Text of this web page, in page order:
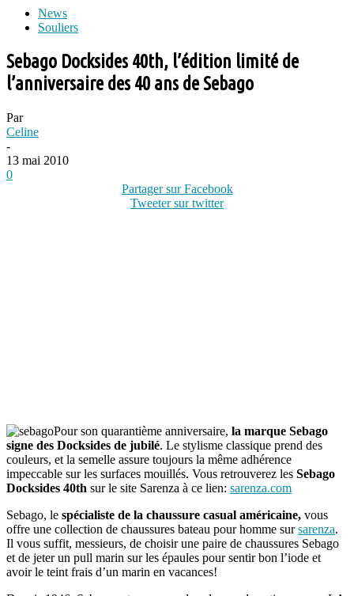
News
Souliers
Sebago Docksides 40th, l’édition limité de
l’anniversaire des 40 ans de Sebago
Par
Celine
-
13 mai 2010
0
Partager sur Facebook
Tweeter sur twitter
Pour son quarantième anniversaire, la marque Sebago
signe des Docksides de jubilé. Le stylisme classique prend des
couleurs, et la semelle assure toujours la même adhérence
impeccable sur les surfaces mouillés. Vous retrouverez les Sebago
Docksides 40th sur le site Sarenza à ce lien: sarenza.com
Sebago, le spécialiste de la chaussure casual américaine, vous
offre une collection de chaussures bateau pour homme sursarenza.
Il vous suffit, messieurs, de choisir une paire de chaussures Sebago
et de jeter un pull marin sur les épaules pour sentir bon l’iode et
avoir le teint frais d’un marin en vacances!